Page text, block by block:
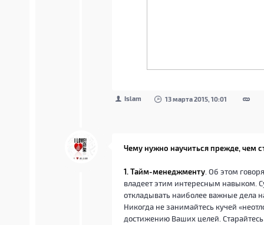
Islam 13 марта 2015, 10:01
Чему нужно научиться прежде, чем
1. Тайм-менеджменту . Об этом
владеет этим интересным навыком.
откладывать наиболее важные дела
Никогда не занимайтесь кучей
достижению Ваших целей.